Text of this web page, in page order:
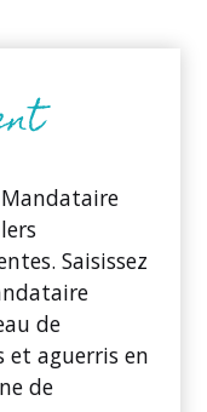
Saisissez
de
et aguerris en
de